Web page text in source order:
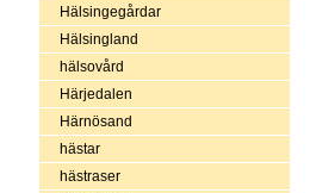
Hälsingegårdar
Hälsingland
hälsovård
Härjedalen
Härnösand
hästar
hästraser